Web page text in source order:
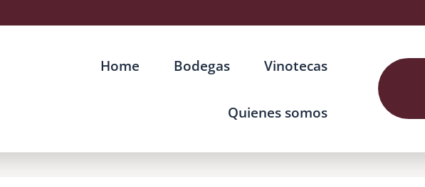
Home Bodegas Vinotecas
Quienes somos